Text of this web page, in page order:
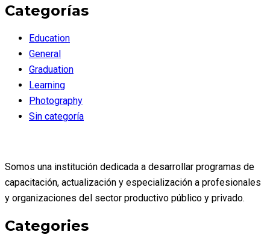
Categorías
Education
General
Graduation
Learning
Photography
Sin categoría
Somos una institución dedicada a desarrollar programas de
capacitación, actualización y especialización a profesionales
y organizaciones del sector productivo público y privado.
Categories